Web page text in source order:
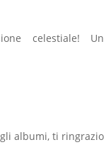
celestiale! Un
albumi, ti ringrazio